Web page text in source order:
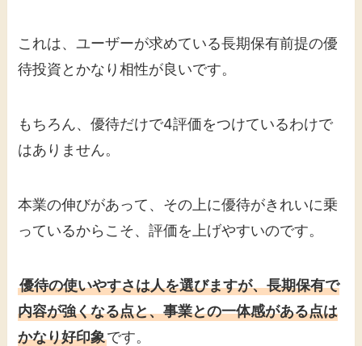
これは、ユーザーが求めている長期保有前提の優
待投資とかなり相性が良いです。
もちろん、優待だけで4評価をつけているわけで
はありません。
本業の伸びがあって、その上に優待がきれいに乗
っているからこそ、評価を上げやすいのです。
優待の使いやすさは人を選びますが、長期保有で
内容が強くなる点と、事業との一体感がある点は
かなり好印象です。